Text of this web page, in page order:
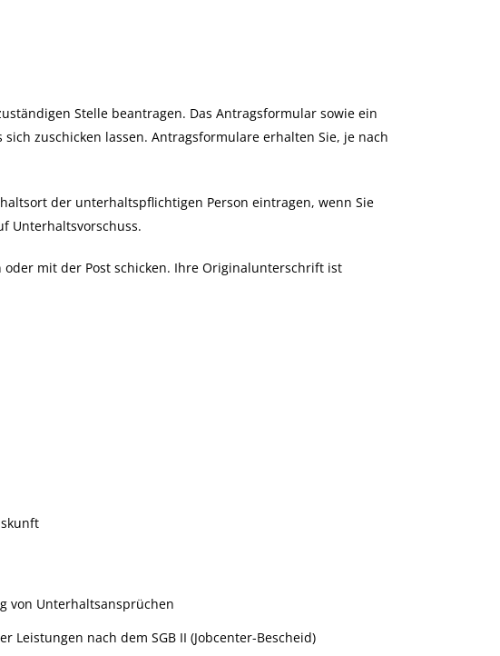
Stelle beantragen. Das Antragsformular sowie ein
zuschicken lassen. Antragsformulare erhalten Sie, je nach
der unterhaltspflichtigen Person eintragen, wenn Sie
Unterhaltsvorschuss.
mit der Post schicken. Ihre Originalunterschrift ist
von Unterhaltsansprüchen
nach dem SGB II (Jobcenter-Bescheid)